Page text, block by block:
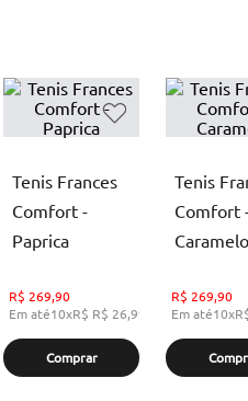
Tenis Frances
Comfort -
Paprica
R$ 269,90
Em até10xR$ R$ 26,99 sem juros
Comprar
Tenis
Comfort
Caramelo
R$ 269,90
Em até10x